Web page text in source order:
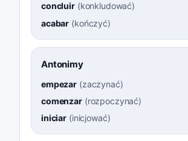
concluir(konkludować)
acabar (kończyć)
Antonimy
empezar (zaczynać)
comenzar(rozpoczynać)
iniciar (inicjować)